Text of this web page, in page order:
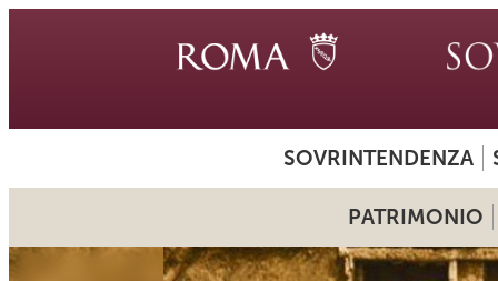
SOVRINTENDENZA
PATRIMONIO